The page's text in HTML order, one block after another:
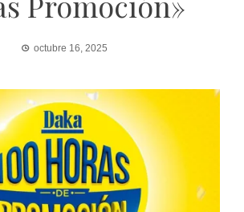
octubre 16, 2025